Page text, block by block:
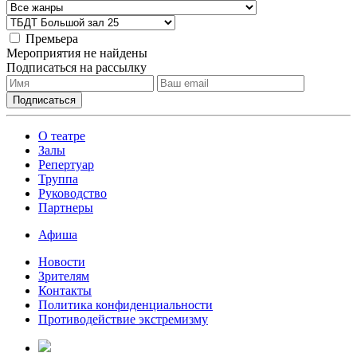
Премьера
Мероприятия не найдены
Подписаться на рассылку
О театре
Залы
Репертуар
Труппа
Руководство
Партнеры
Афиша
Новости
Зрителям
Контакты
Политика конфиденциальности
Противодействие экстремизму